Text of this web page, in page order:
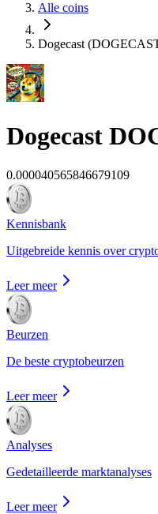
Alle coins
Dogecast
Dogecast
0.000040565846679109
Kennisbank
Uitgebreide kennis over
Leer meer
Beurzen
De beste cryptobeurzen
Leer meer
Analyses
Gedetailleerde marktanalyses
Leer meer